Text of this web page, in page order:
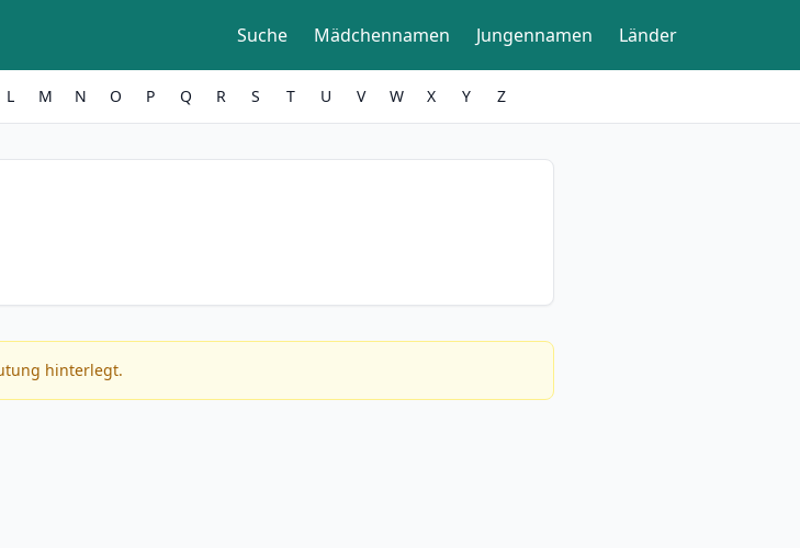
Suche Mädchennamen Jungennamen Länder
L M N O P Q R S T U V W X Y Z
hinterlegt.